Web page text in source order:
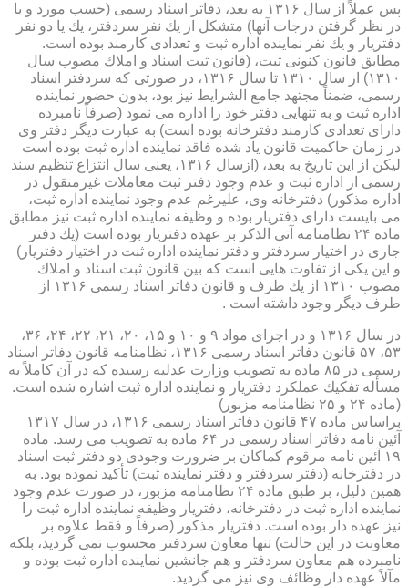
پس عملاً از سال ۱۳۱۶ به بعد، دفاتر اسناد رسمی (حسب مورد و با
در نظر گرفتن درجات آنها) متشكل از یك نفر سردفتر، یك یا دو نفر
دفتریار و یك نفر نماینده اداره ثبت و تعدادی كارمند بوده است.
مطابق قانون كنونی ثبت، (قانون ثبت اسناد و املاك مصوب سال
۱۳۱۰) از سال ۱۳۱۰ تا سال ۱۳۱۶، در صورتی كه سردفتر اسناد
رسمی، ضمناً مجتهد جامع الشرایط نیز بود، بدون حضور نماینده
اداره ثبت و به تنهایی دفتر خود را اداره می نمود (صرفاً نامبرده
دارای تعدادی كارمند دفترخانه بوده است) به عبارت دیگر دفتر وی
در زمان حاكمیت قانون یاد شده فاقد نماینده اداره ثبت بوده است
لیكن از این تاریخ به بعد، (ازسال ۱۳۱۶، یعنی سال انتزاع تنظیم سند
رسمی از اداره ثبت و عدم وجود دفتر ثبت معاملات غیرمنقول در
اداره مذكور) دفترخانه وی، علیرغم عدم وجود نماینده اداره ثبت،
می بایست دارای دفتریار بوده و وظیفه نماینده اداره ثبت نیز مطابق
ماده ۲۴ نظامنامه آتی الذكر بر عهده دفتریار بوده است (یك دفتر
جاری در اختیار سردفتر و دفتر نماینده اداره ثبت در اختیار دفتریار)
و این یكی از تفاوت هایی است كه بین قانون ثبت اسناد و املاك
مصوب ۱۳۱۰ از یك طرف و قانون دفاتر اسناد رسمی ۱۳۱۶ از
طرف دیگر وجود داشته است .
در سال ۱۳۱۶ و در اجرای مواد ۹ و ۱۰ و ۱۵، ۲۰، ۲۱، ۲۲، ۲۴، ۳۶،
۵۳، ۵۷ قانون دفاتر اسناد رسمی ۱۳۱۶، نظامنامه قانون دفاتر اسناد
رسمی در ۸۵ ماده به تصویب وزارت عدلیه رسیده كه در آن كاملاً به
مسأله تفكیك عملكرد دفتریار و نماینده اداره ثبت اشاره شده است.
(ماده ۲۴ و ۲۵ نظامنامه مزبور)
براساس ماده ۴۷ قانون دفاتر اسناد رسمی ۱۳۱۶، در سال ۱۳۱۷
آئین نامه دفاتر اسناد رسمی در ۶۴ ماده به تصویب می رسد. ماده
۱۹ آئین نامه مرقوم كماكان بر ضرورت وجودی دو دفتر ثبت اسناد
در دفترخانه (دفتر سردفتر و دفتر نماینده ثبت) تأكید نموده بود. به
همین دلیل، بر طبق ماده ۲۴ نظامنامه مزبور، در صورت عدم وجود
نماینده اداره ثبت در دفترخانه، دفتریار وظیفه نماینده اداره ثبت را
نیز عهده دار بوده است. دفتریار مذكور (صرفاً و فقط علاوه بر
معاونت در این حالت) تنها معاون سردفتر محسوب نمی گردید، بلكه
نامبرده هم معاون سردفتر و هم جانشین نماینده اداره ثبت بوده و
مآلاً عهده دار وظائف وی نیز می گردید.